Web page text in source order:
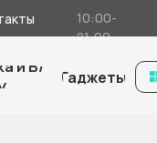
10:00-
21:00
и Б/
Гаджеты